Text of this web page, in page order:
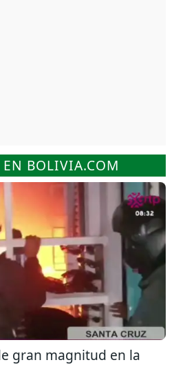
BOLIVIA.COM
gran magnitud en la